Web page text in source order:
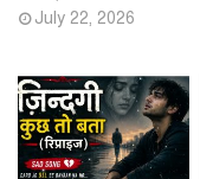
July 22, 2026